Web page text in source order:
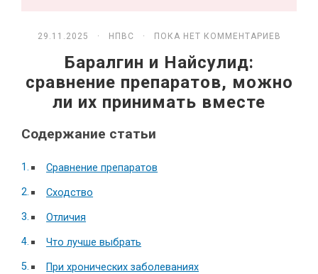
29.11.2025 · НПВС · ПОКА НЕТ КОММЕНТАРИЕВ
Баралгин и Найсулид:
сравнение препаратов, можно
ли их принимать вместе
Содержание статьи
Сравнение препаратов
Сходство
Отличия
Что лучше выбрать
При хронических заболеваниях